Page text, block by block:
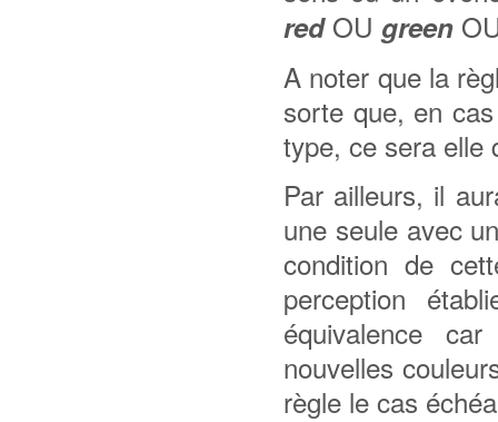
redOU green
A noter que la
sorte que, en
type, ce sera elle
Par ailleurs, il
une seule avec
condition de
perception
équivalence
nouvelles
règle le cas